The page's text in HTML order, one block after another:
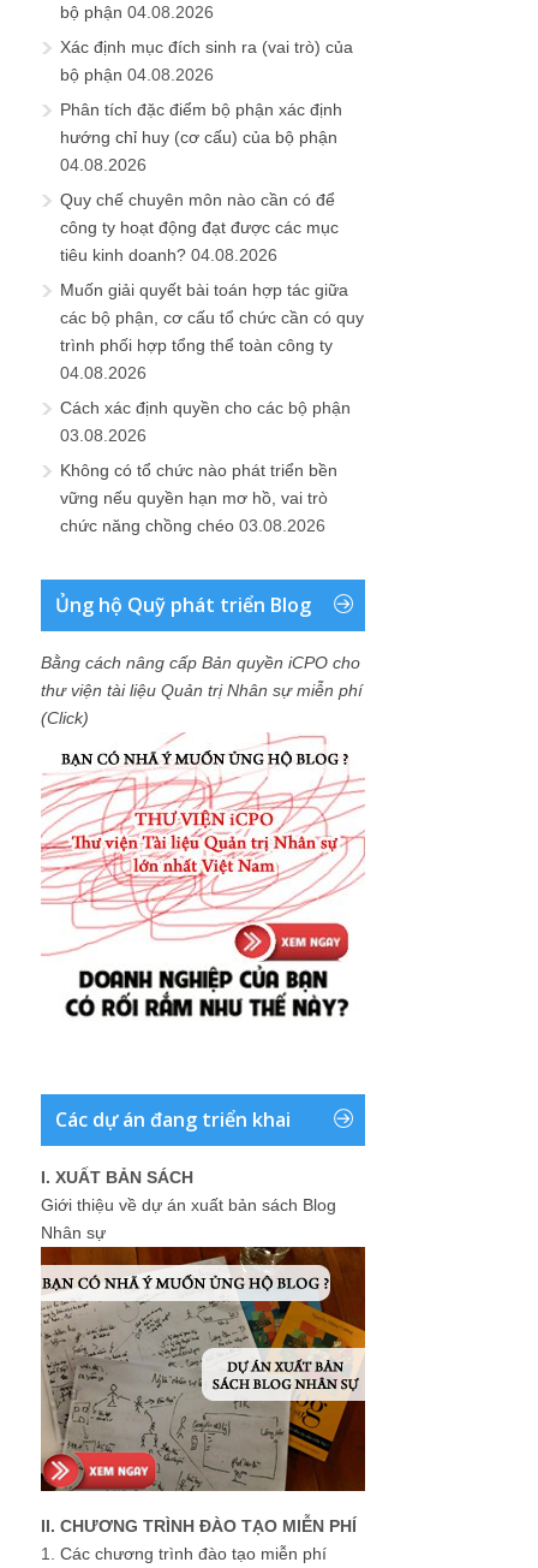
bộ phận 04.08.2026
Xác định mục đích sinh ra (vai trò) của
bộ phận 04.08.2026
Phân tích đặc điểm bộ phận xác định
hướng chỉ huy (cơ cấu) của bộ phận
04.08.2026
Quy chế chuyên môn nào cần có để
công ty hoạt động đạt được các mục
tiêu kinh doanh? 04.08.2026
Muốn giải quyết bài toán hợp tác giữa
các bộ phận, cơ cấu tổ chức cần có quy
trình phối hợp tổng thể toàn công ty
04.08.2026
Cách xác định quyền cho các bộ phận
03.08.2026
Không có tổ chức nào phát triển bền
vững nếu quyền hạn mơ hồ, vai trò
chức năng chồng chéo 03.08.2026
Ủng hộ Quỹ phát triển Blog
Bằng cách nâng cấp Bản quyền iCPO cho
thư viện tài liệu Quản trị Nhân sự miễn phí
(Click)
Các dự án đang triển khai
I. XUẤT BẢN SÁCH
Giới thiệu về dự án xuất bản sách Blog
Nhân sự
II. CHƯƠNG TRÌNH ĐÀO TẠO MIỄN PHÍ
1. Các chương trình đào tạo miễn phí